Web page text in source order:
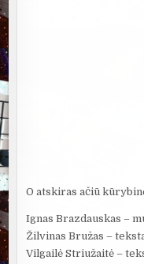
O atskiras ačiū
Ignas Brazdauskas –
Žilvinas Bružas –
Vilgailė Striužaitė –